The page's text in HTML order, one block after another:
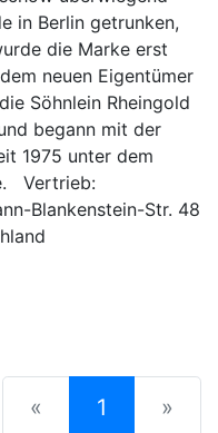
in Berlin getrunken,
die Marke erst
neuen Eigentümer
Söhnlein Rheingold
begann mit der
1975 unter dem
Vertrieb:
Blankenstein-Str. 48
« 1 (current)
»